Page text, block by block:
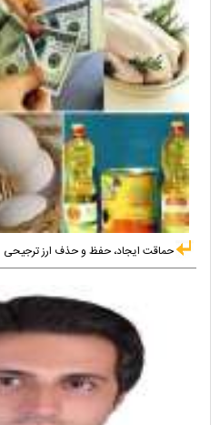
حماقت ایجاد، حفظ و حذف ارز ترجیحی